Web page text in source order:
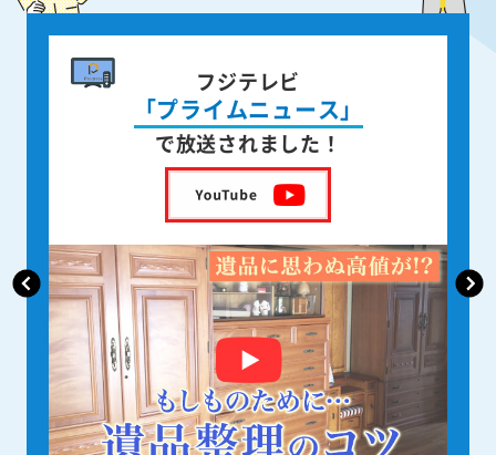
書籍出版
身近な人が
亡くなった後の遺品整理
を出版しました！